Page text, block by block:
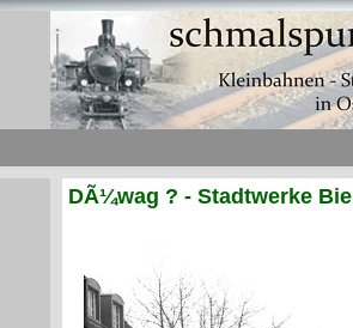
DÃ¼wag ? - Stadtwerke